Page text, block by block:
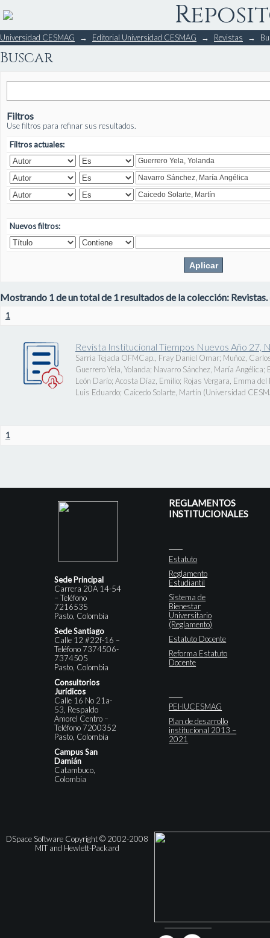
Buscar
Universidad CESMAG → Editorial Universidad CESMAG → Revistas →
Buscar
Filtros
Use filtros para refinar sus resultados.
Filtros actuales:
Nuevos filtros:
Mostrando 1 de un total de 1 resultados de la colección: Revistas.
1
Revista Institucional Tiempos Nuevos Año 27,
Sarria Tejada OFMCap., Fray Daniel Omar; Muñoz,
Guerrero Yela, Yolanda; Navarro Sánchez, María Angélica;
León Darío; Acosta Díaz, Emilio; Rojas Vergara, Emma del
Luis Eduardo; Caicedo Solarte, Martín (Universidad
1
Sede Principal
Carrera 20A 14-54
– Teléfono
7216535
Pasto, Colombia
Sede Santiago
Calle 12 #22f-16 –
Teléfono 7374506-
7374505
Pasto, Colombia
Consultorios
Jurídicos
Calle 16 No 21a-
53, Respaldo
Amorel Centro –
Teléfono 7200352
Pasto, Colombia
Campus San
Damián
Catambuco,
Colombia
REGLAMENTOS
INSTITUCIONALES
Estatuto
Reglamento
Estudiantil
Sistema de
Bienestar
Universitario
(Reglamento)
Estatuto Docente
Reforma Estatuto
Docente
PEI-IUCESMAG
Plan de desarrollo
institucional 2013 –
2021
DSpace Software Copyright © 2002-2008
MIT and Hewlett-Packard